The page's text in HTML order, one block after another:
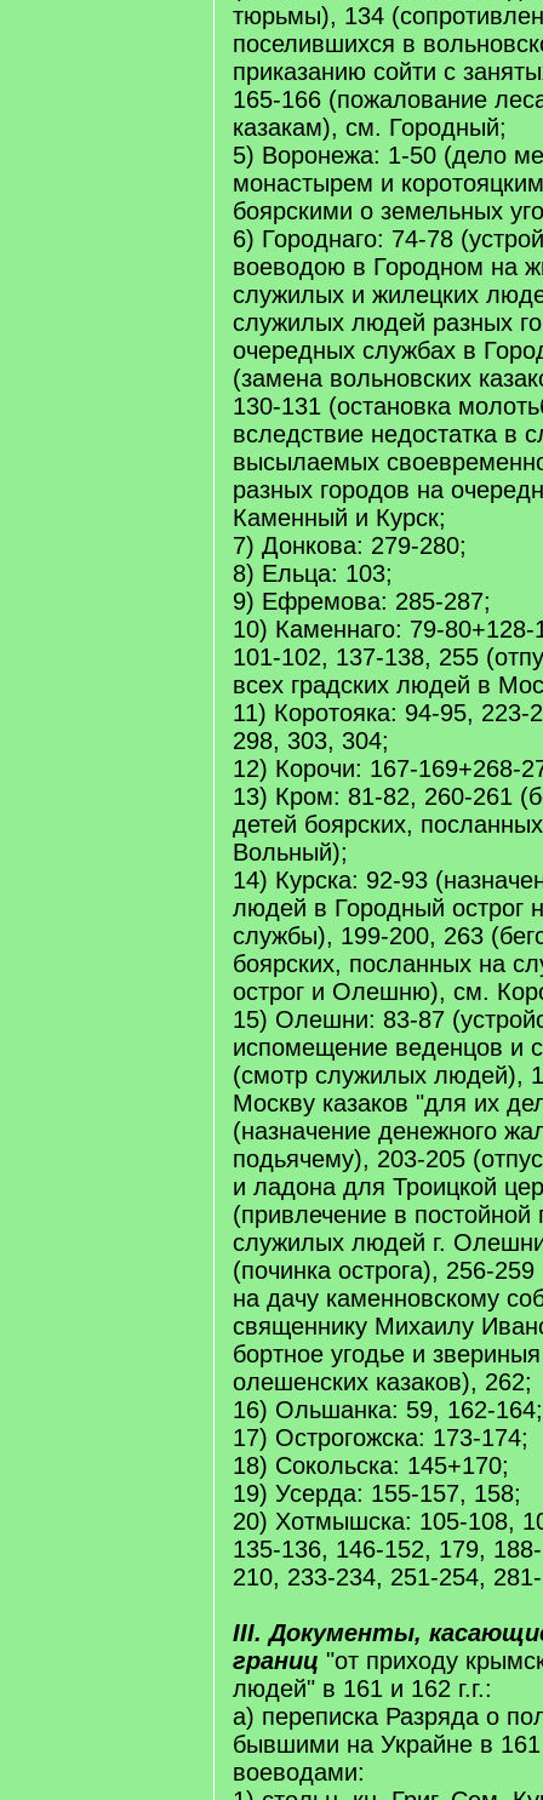
тюрьмы), 134
поселившихся в
приказанию сойти с
165-166 (пожалование
казакам), см. Городный;
5) Воронежа: 1-50 (дело
монастырем и
боярскими о земельных
6) Городнаго: 74-78
воеводою в Городном на
служилых и жилецких
служилых людей разных
очередных службах в
(замена вольновских
130-131 (остановка
вследствие недостатка в
высылаемых
разных городов на
Каменный и Курск;
7) Донкова: 279-280;
8) Ельца: 103;
9) Ефремова: 285-287;
10) Каменнаго: 79-
101-102, 137-138, 255
всех градских людей в
11) Коротояка: 94-95, 223-
298, 303, 304;
12) Корочи: 167-169+268-
13) Кром: 81-82, 260-261
детей боярских,
Вольный);
14) Курска: 92-93
людей в Городный острог
службы), 199-200, 263
боярских, посланных на
острог и Олешню), см.
15) Олешни: 83-87
испомещение веденцов и
(смотр служилых людей),
Москву казаков "для их
(назначение денежного
подьячему), 203-205
и ладона для Троицкой
(привлечение в постойной
служилых людей г.
(починка острога), 256-
на дачу каменновскому
священнику Михаилу
бортное угодье и
олешенских казаков), 262;
16) Ольшанка: 59, 162-164;
17) Острогожска: 173-174;
18) Сокольска: 145+170;
19) Усерда: 155-157, 158;
20) Хотмышска: 105-108,
135-136, 146-152, 179,
210, 233-234, 251-254,
III. Документы,
границ "от приходу
людей" в 161 и 162 г.г.:
а) переписка Разряда о
бывшими на Украйне в 161
воеводами: